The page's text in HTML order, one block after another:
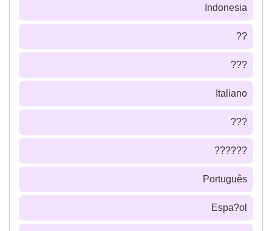
Indonesia
??
???
Italiano
???
??????
Português
Espa?ol